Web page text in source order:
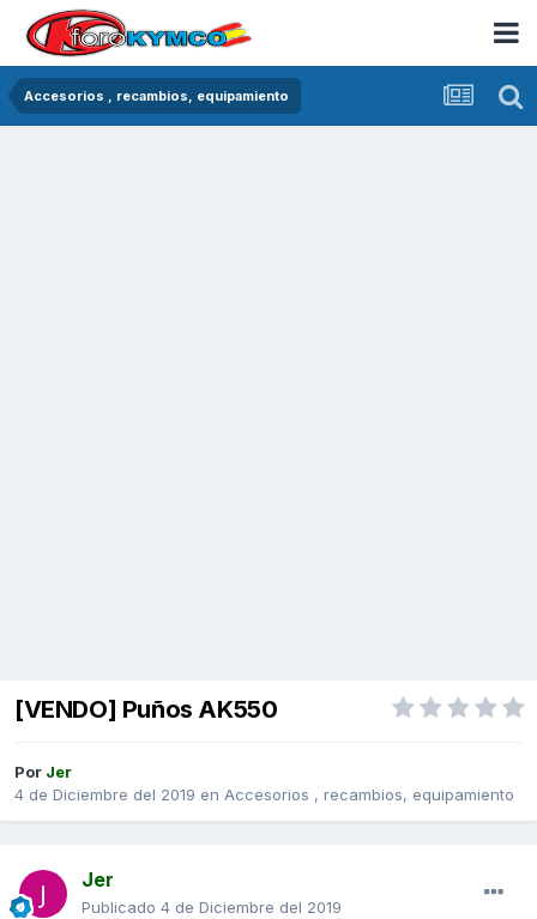
Accesorios , recambios, equipamiento
[VENDO] Puños AK550
Por Jer
4 de Diciembre del 2019 en Accesorios , recambios, equipamiento
Jer
Publicado 4 de Diciembre del 2019